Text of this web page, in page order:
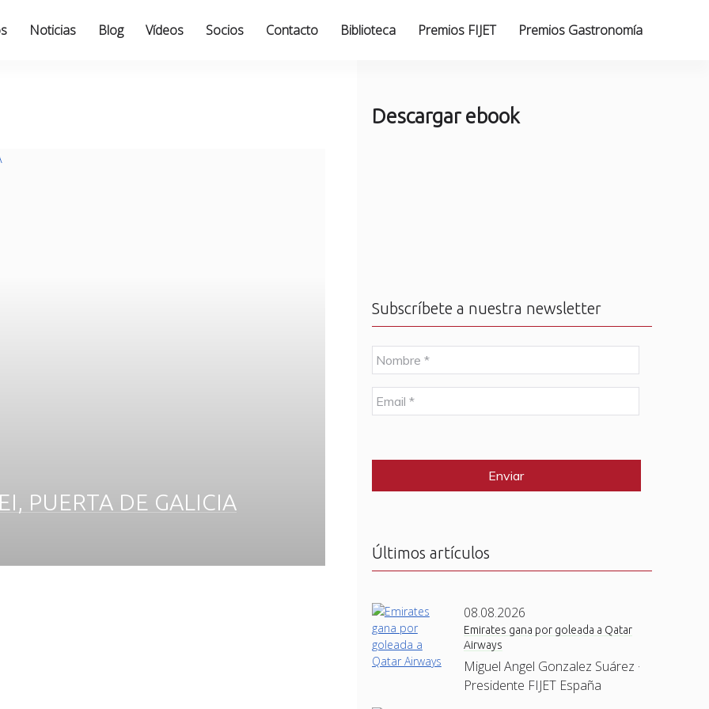
Noticias Blog Vídeos Socios Contacto Biblioteca Premios FIJET Premios Gastronomía
PUERTA DE GALICIA
Descargar ebook
Subscríbete a nuestra newsletter
N
o
m
b
r
E
m
l
Últimos artículos
08.08.2026
Emirates gana por goleada a Qatar
Airways
Miguel Angel Gonzalez Suárez ·
Presidente FIJET España